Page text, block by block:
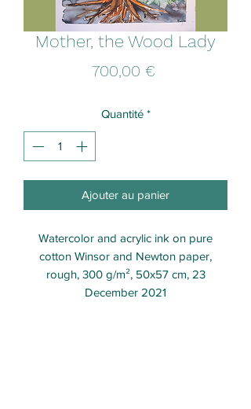
Mother, the Wood Lady
700,00 €
Quantité *
Ajouter au panier
Watercolor and acrylic ink on pure
cotton Winsor and Newton paper,
rough, 300 g/m², 50x57 cm, 23
December 2021